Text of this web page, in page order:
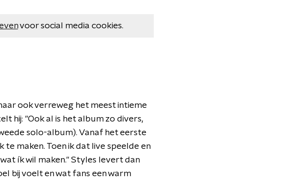
voor social media cookies.
ook verreweg het meest intieme
hij: "Ook al is het album zo divers,
solo-album). Vanaf het eerste
te maken. Toen ik dat live speelde en
ík wil maken." Styles levert dan
bij voelt en wat fans een warm